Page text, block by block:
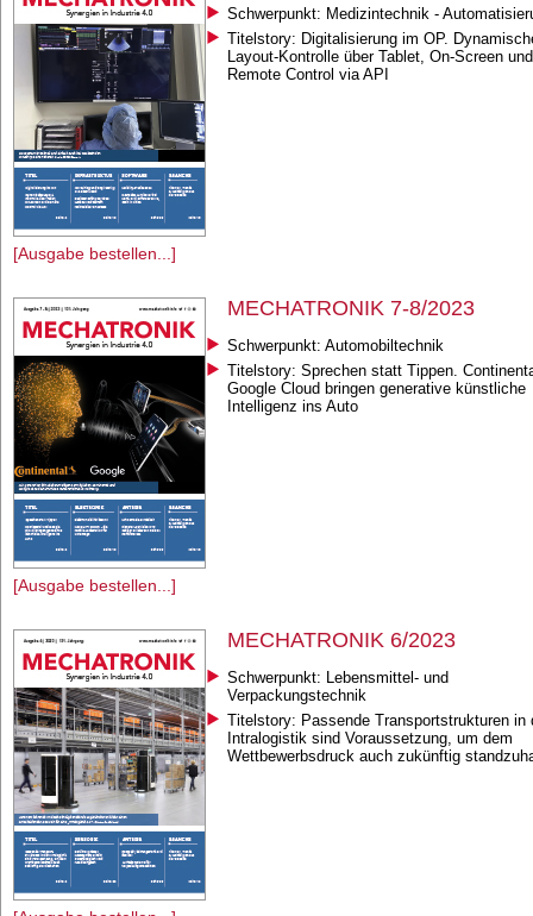
[Ausgabe bestellen...]
Schwerpunkt: Medizintechnik -
Titelstory: Digitalisierung im OP.
Layout-Kontrolle über Tablet, On-Screen und
Remote Control via API
[Ausgabe bestellen...]
MECHATRONIK 7-8/2023
Schwerpunkt: Automobiltechnik
Titelstory: Sprechen statt Tippen.
Google Cloud bringen generative künstliche
Intelligenz ins Auto
MECHATRONIK 6/2023
Schwerpunkt: Lebensmittel- und
Verpackungstechnik
Titelstory: Passende Transportstrukturen in
Intralogistik sind Voraussetzung, um dem
Wettbewerbsdruck auch zukünftig